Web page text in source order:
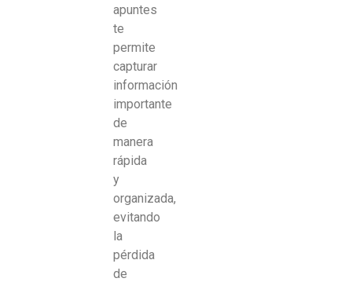
apuntes
te
permite
capturar
información
importante
de
manera
rápida
y
organizada,
evitando
la
pérdida
de